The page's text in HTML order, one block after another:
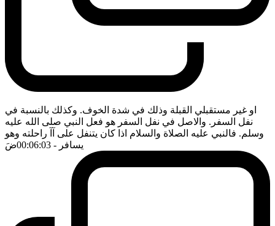
او غير مستقبلي القبلة وذلك في شدة الخوف. وكذلك بالنسبة في
نفل السفر. والاصل في نفل السفر هو فعل النبي صلى الله عليه
وسلم. فالنبي عليه الصلاة والسلام اذا كان يتنفل على آآ راحلته وهو
يسافر - 00:06:03 ضَ